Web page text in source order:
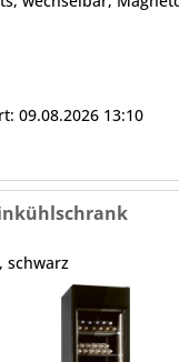
automatische
09.08.2026 13:10
schwarz